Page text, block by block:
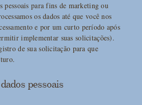
pessoais para fins de marketing ou
os dados até que você nos
e por um curto período após
implementar suas solicitações).
de sua solicitação para que
pessoais